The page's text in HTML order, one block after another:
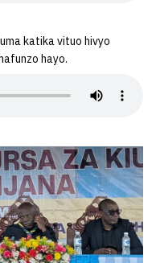
katika vituo hivyo
hayo.